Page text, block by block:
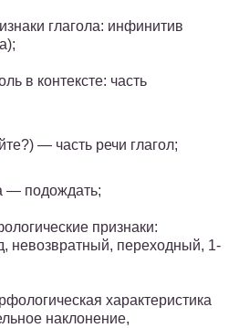
глагола: инфинитив
в контексте: часть
— часть речи глагол;
— подождать;
признаки:
невозвратный, переходный, 1-
характеристика
наклонение,